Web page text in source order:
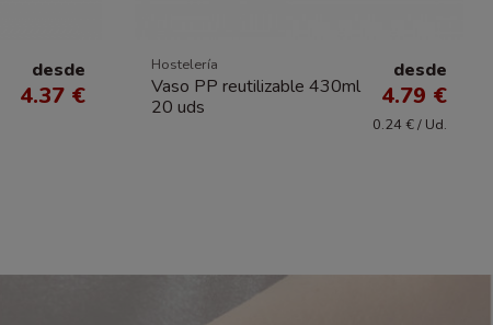
desde
4.37 €
Hostelería
Vaso PP reutilizable 430ml
20 uds
desde
4.79 €
0.24 € / Ud.